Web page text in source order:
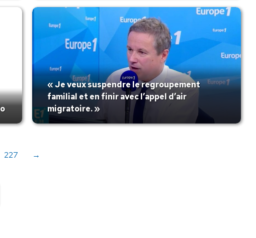
« Je veux suspendre le regroupement
familial et en finir avec l’appel d’air
migratoire. »
227 →